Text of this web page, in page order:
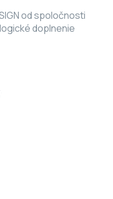
od spoločnosti
doplnenie